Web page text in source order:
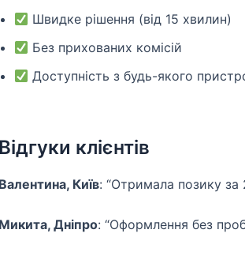
Швидке рішення (від 15 хвилин)
Без прихованих комісій
Доступність з будь-якого
Відгуки клієнтів
Валентина, Київ: “Отримала позику за
Микита, Дніпро: “Оформлення без